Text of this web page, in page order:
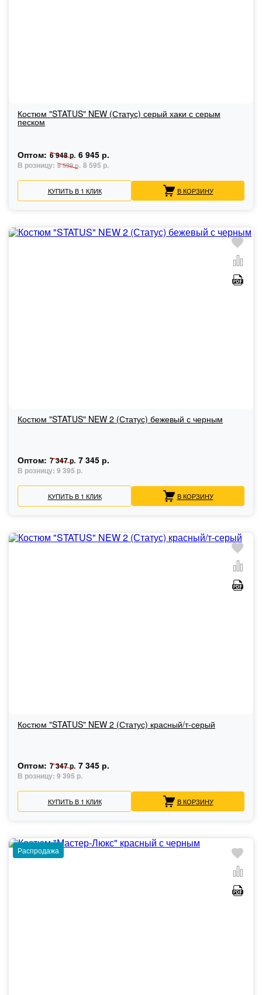
Костюм "STATUS" NEW (Статус) серый хаки с серым
песком
Оптом: 6 948 р. 6 945 р.
В розницу: 8 599 р. 8 595 р.
КУПИТЬ В 1 КЛИК В КОРЗИНУ
Костюм "STATUS" NEW 2 (Статус) бежевый с черным
Оптом: 7 347 р. 7 345 р.
В розницу: 9 395 р.
КУПИТЬ В 1 КЛИК В КОРЗИНУ
Костюм "STATUS" NEW 2 (Статус) красный/т-серый
Оптом: 7 347 р. 7 345 р.
В розницу: 9 395 р.
КУПИТЬ В 1 КЛИК В КОРЗИНУ
Распродажа